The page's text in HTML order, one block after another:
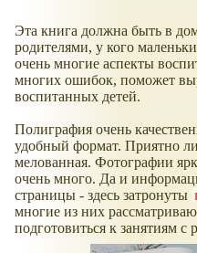
Эта книга должна быть в
родителями, у кого
очень многие аспекты
многих ошибок, поможет
воспитанных детей.
Полиграфия очень
удобный формат. Приятно
мелованная. Фотографии
очень много. Да и
страницы - здесь затронуты
многие из них
подготовиться к занятиям с